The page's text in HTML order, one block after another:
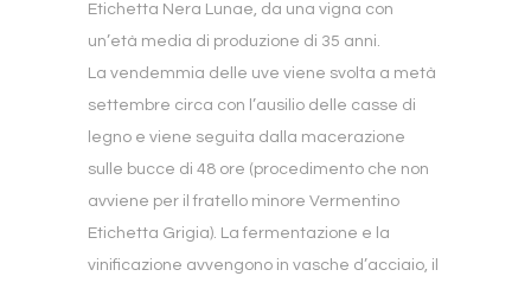
Etichetta Nera Lunae, da una vigna con
un’età media di produzione di 35 anni.
La vendemmia delle uve viene svolta a metà
settembre circa con l’ausilio delle casse di
legno e viene seguita dalla macerazione
sulle bucce di 48 ore (procedimento che non
avviene per il fratello minore Vermentino
Etichetta Grigia). La fermentazione e la
vinificazione avvengono in vasche d’acciaio, il